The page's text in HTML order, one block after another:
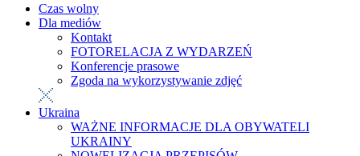
Czas wolny
Dla mediów
Kontakt
FOTORELACJA Z WYDARZEŃ
Konferencje prasowe
Zgoda na wykorzystywanie zdjęć
Ukraina
WAŻNE INFORMACJE DLA OBYWATELI
UKRAINY